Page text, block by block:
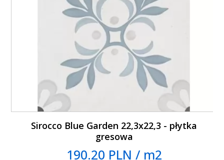
Sirocco Blue Garden 22,3x22,3 - płytka
gresowa
190.20 PLN / m2